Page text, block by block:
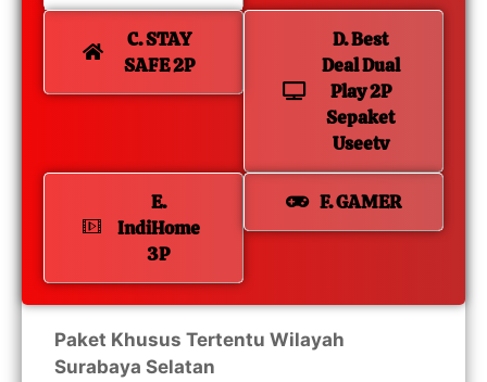
C. STAY
SAFE 2P
D. Best
Deal Dual
Play 2P
Sepaket
Useetv
E.
IndiHome
3P
F. GAMER
Paket Khusus Tertentu Wilayah
Surabaya Selatan